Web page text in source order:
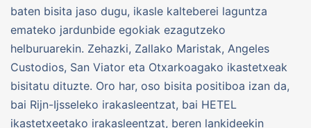
baten bisita jaso dugu, ikasle kalteberei laguntza
emateko jardunbide egokiak ezagutzeko
helburuarekin. Zehazki, Zallako Maristak, Angeles
Custodios, San Viator eta Otxarkoagako ikastetxeak
bisitatu dituzte. Oro har, oso bisita positiboa izan da,
bai Rijn-Ijsseleko irakasleentzat, bai HETEL
ikastetxeetako irakasleentzat, beren lankideekin